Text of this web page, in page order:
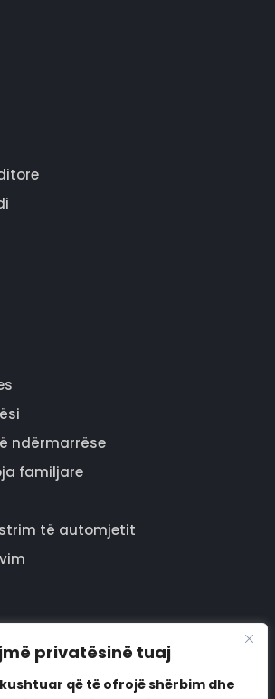
privatësinë tuaj
që të ofrojë shërbim dhe
ndërmarrëse
familjare
të automjetit